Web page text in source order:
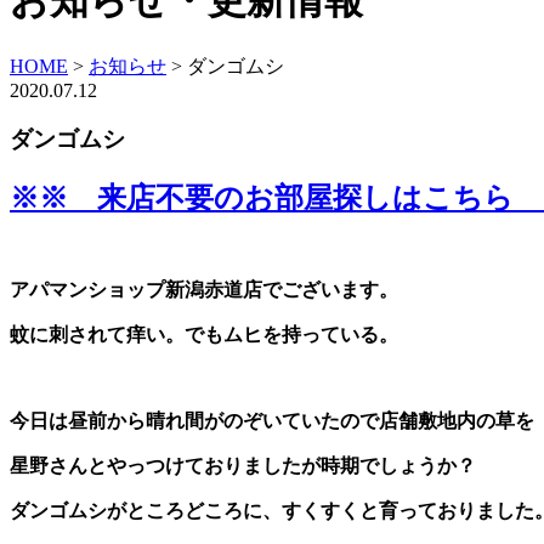
HOME > お知らせ > ダンゴムシ
2020.07.12
ダンゴムシ
※※ 来店不要のお部屋探しはこち
アパマンショップ新潟赤道店でございます。
蚊に刺されて痒い。でもムヒを持っている。
今日は昼前から晴れ間がのぞいていたので店舗敷地内の草を
星野さんとやっつけておりましたが時期でしょうか？
ダンゴムシがところどころに、すくすくと育っておりました